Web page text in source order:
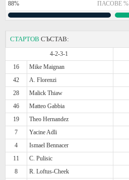
88% ПАСОВЕ %
СТАРТОВ СЪСТАВ:
4-2-3-1
16
Mike Maignan
42
A. Florenzi
28
Malick Thiaw
46
Matteo Gabbia
19
Theo Hernandez
7
Yacine Adli
4
Ismael Bennacer
11
C. Pulisic
8
R. Loftus-Cheek